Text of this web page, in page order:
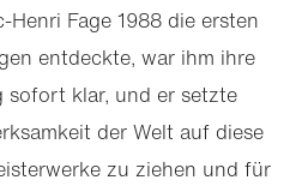
Fage 1988 die ersten
entdeckte, war ihm ihre
sofort klar, und er setzte
der Welt auf diese
zu ziehen und für